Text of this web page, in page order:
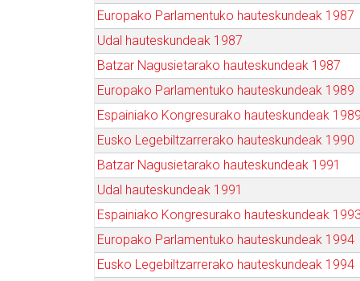
Europako Parlamentuko hauteskundeak 1987
Udal hauteskundeak 1987
Batzar Nagusietarako hauteskundeak 1987
Europako Parlamentuko hauteskundeak 1989
Espainiako Kongresurako hauteskundeak 1989
Eusko Legebiltzarrerako hauteskundeak 1990
Batzar Nagusietarako hauteskundeak 1991
Udal hauteskundeak 1991
Espainiako Kongresurako hauteskundeak 1993
Europako Parlamentuko hauteskundeak 1994
Eusko Legebiltzarrerako hauteskundeak 1994